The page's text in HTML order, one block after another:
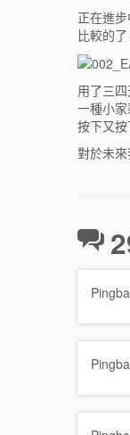
正在進
比較的
用了三
一種小
按下又
對於未